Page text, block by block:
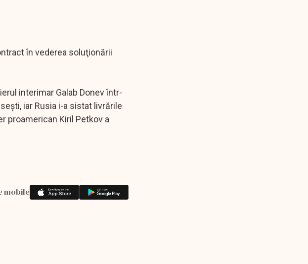
în vederea soluţionării
interimar Galab Donev într-
iar Rusia i-a sistat livrările
proamerican Kiril Petkov a
mobile